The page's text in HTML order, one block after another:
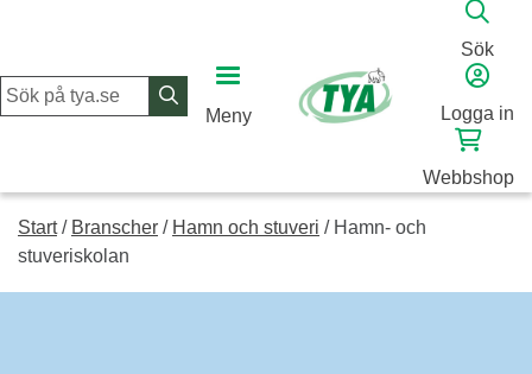
Meny
Sök
Logga in
Webbshop
Start/ Branscher / Hamn och stuveri / Hamn- och
stuveriskolan